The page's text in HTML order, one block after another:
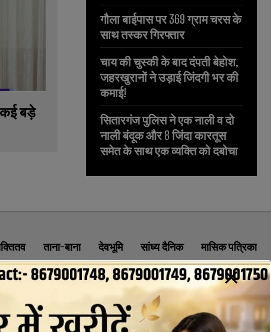
कई बड़े
गौला बाईपास पर 369 ग्राम चरस के
साथ तस्कर गिरफ्तार
चाय की चुस्की के बाद दंपती बेहोश,
जहरखुरानों ने उड़ाई जिंदगी भर की
कमाई!
सितारगंज पुलिस ने एक नाली व दो
नाली बंदूक और 8 जिंदा कारतूस
समेत के साथ एक व्यक्ति को दबोचा
ताना-बाना देवभूमि सांध्य दैनिक मासिक पत्रिका
ABOUT CONTACT PRIVACY POLICY NEWSLETTER